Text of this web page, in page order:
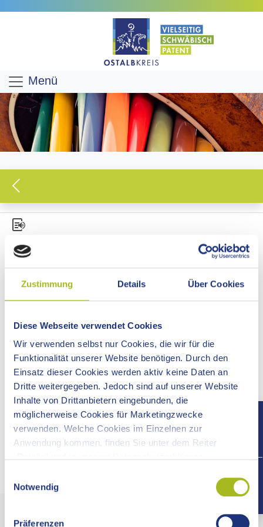
Zustimmung Details Über Cookies
Diese Webseite verwendet Cookies
Wir verwenden selbst nur Cookies, die wir für die
Funktionalität unserer Website benötigen. Durch den
Einsatz dieser Cookies werden aktiv keine Daten an
Dritte weitergegeben. Jedoch sind auf unserer Website
Inhalte von Drittanbietern eingebunden, die
möglicherweise Cookies für Marketingzwecke
verwenden. Welche Cookies im Einzelnen zur
Anwendung kommen, finden Sie unter dem Reiter
Notwendig
Präferenzen
Menü
PRESSEMITTEILUNG
Nr. 253 vom 15.06.2026
DURLANGEN UND ZIMMERBACH
Aufgrund einer Veranstaltung wird die K 3256 zwischen
Durlangen und Zimmerbach am Sonntag, 21. Juni 2026 im
Zeitraum von ca. 13:00 Uhr bis 16:00 Uhr für den
Straßenverkehr voll gesperrt werden.
Die Verkehrsteilnehmer werden um Beachtung gebeten.
Mehr zu diesem Thema
Straßenverkehr